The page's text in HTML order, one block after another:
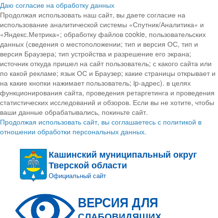
Даю согласие на обработку данных
Продолжая использовать наш сайт, вы даете согласие на
использование аналитической системы «Спутник/Аналитика» и
«Яндекс.Метрика»; обработку файлов cookie, пользовательских
данных (сведения о местоположении; тип и версия ОС, тип и
версия Браузера; тип устройства и разрешение его экрана;
источник откуда пришел на сайт пользователь; с какого сайта или
по какой рекламе; язык ОС и Браузер; какие страницы открывает и
на какие кнопки нажимает пользователь; ip-адрес). в целях
функционирования сайта, проведения ретаргетинга и проведения
статистических исследований и обзоров. Если вы не хотите, чтобы
ваши данные обрабатывались, покиньте сайт.
Продолжая использовать сайт, вы соглашаетесь с политикой в
отношении обработки персональных данных.